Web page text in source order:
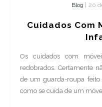
Blog 20
Cuidados Com
Os cuidados com
redobrados. Certamente
de um guarda-roupa
como se cuida de um